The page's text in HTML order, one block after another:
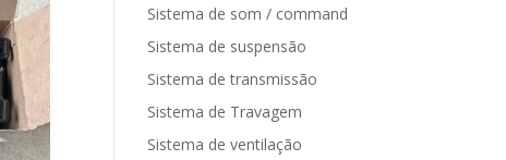
Sistema de som / command
Sistema de suspensão
Sistema de transmissão
Sistema de Travagem
Sistema de ventilação